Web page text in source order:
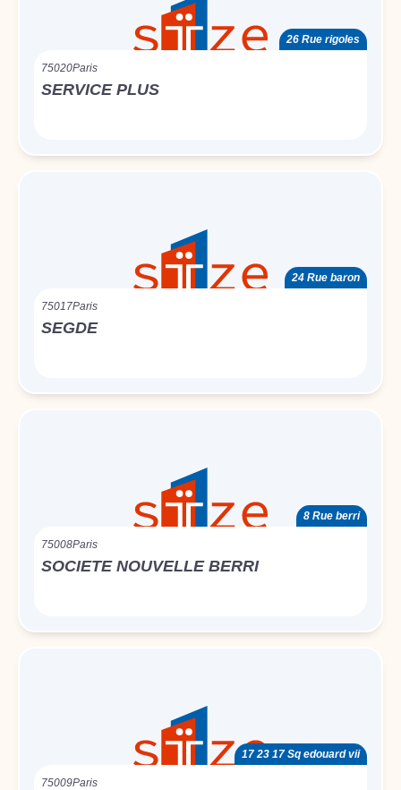
26 Rue rigoles
75020Paris
SERVICE PLUS
24 Rue baron
75017Paris
SEGDE
8 Rue berri
75008Paris
SOCIETE NOUVELLE BERRI
17 23 17 Sq edouard vii
75009Paris